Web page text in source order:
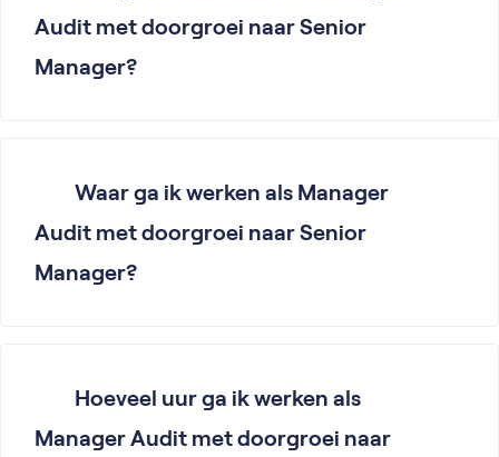
Audit met doorgroei naar Senior
Manager?
Waar ga ik werken als Manager
Audit met doorgroei naar Senior
Manager?
Hoeveel uur ga ik werken als
Manager Audit met doorgroei naar